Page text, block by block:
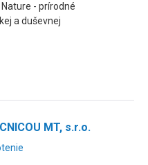
- prírodné
a duševnej
MT, s.r.o.